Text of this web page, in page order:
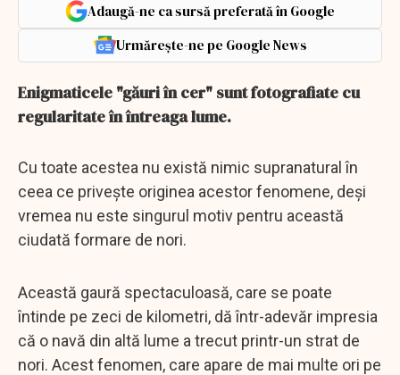
Adaugă-ne ca sursă preferată în Google
Urmărește-ne pe Google News
Enigmaticele "găuri în cer" sunt fotografiate cu
regularitate în întreaga lume.
Cu toate acestea nu există nimic supranatural în
ceea ce privește originea acestor fenomene, deși
vremea nu este singurul motiv pentru această
ciudată formare de nori.
Această gaură spectaculoasă, care se poate
întinde pe zeci de kilometri, dă într-adevăr impresia
că o navă din altă lume a trecut printr-un strat de
nori. Acest fenomen, care apare de mai multe ori pe